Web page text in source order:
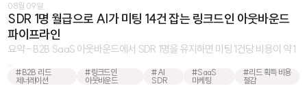
08월 09일
SDR 1명 월급으로 AI가 미팅 14건 잡는 링크드인 아웃바운드
파이프라인
요약 - B2B SaaS 아웃바운드에서 SDR 1명을 유지하면 미팅 1건당 비용이 약 1
...
#B2B 리드
제너레이션
#링크드인
아웃바운드
#AI
SDR
#SaaS
마케팅
#리드 획득 비용
절감